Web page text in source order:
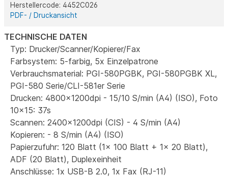
TECHNISCHE DATEN
Typ: Drucker/Scanner/Kopierer/Fax
Farbsystem: 5-farbig, 5x Einzelpatrone
Verbrauchsmaterial: PGI-580PGBK, PGI-580PGBK XL,
PGI-580 Serie/CLI-581er Serie
Drucken: 4800x1200dpi - 15/10 S/min (A4) (ISO), Foto
10x15: 37s
Scannen: 2400x1200dpi (CIS) - 4 S/min (A4)
Kopieren: - 8 S/min (A4) (ISO)
Papierzufuhr: 120 Blatt (1x 100 Blatt + 1x 20 Blatt),
ADF (20 Blatt), Duplexeinheit
Anschlüsse: 1x USB-B 2.0, 1x Fax (RJ-11)
Herstellercode: 4452C026
PDF- / Druckansicht